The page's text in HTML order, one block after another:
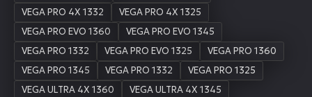
VEGA PRO 4X 1332
VEGA PRO 4X 1325
VEGA PRO EVO 1360
VEGA PRO EVO 1345
VEGA PRO 1332
VEGA PRO EVO 1325
VEGA PRO 1360
VEGA PRO 1345
VEGA PRO 1332
VEGA PRO 1325
VEGA ULTRA 4X 1360
VEGA ULTRA 4X 1345